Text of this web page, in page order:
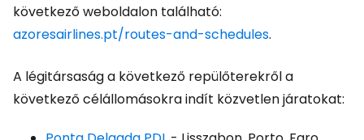
következő weboldalon található:
azoresairlines.pt/routes-and-schedules.
A légitársaság a következő repülőterekről a
következő célállomásokra indít közvetlen járatokat: